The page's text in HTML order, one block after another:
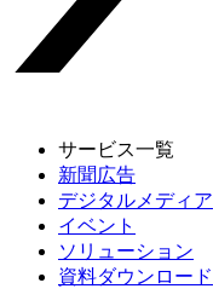
サービス一覧
新聞広告
デジタルメディア
イベント
ソリューション
資料ダウンロード